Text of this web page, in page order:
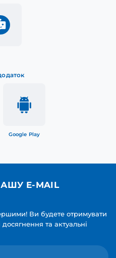
Google Play
E-MAIL
Ви будете отримувати
та актуальні